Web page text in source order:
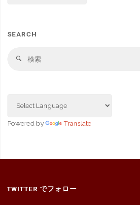
SEARCH
検
Powered by Translate
TWITTER でフォロー